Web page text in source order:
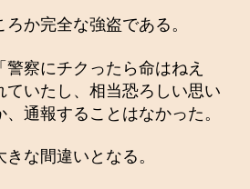
か完全な強盗である。
察にチクったら命はねえ
ていたし、相当恐ろしい思い
通報することはなかった。
な間違いとなる。